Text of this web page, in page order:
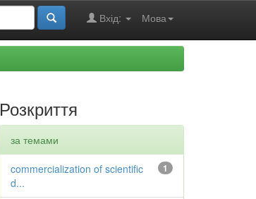
Мова
Вхід:
Розкриття
за темами
1
commercialization of scientific
d...